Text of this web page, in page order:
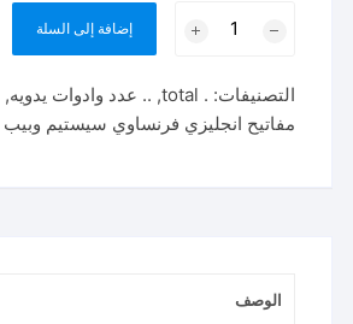
THT121201
لقم
نص
إضافة إلى السلة
التصنيفات: . total
, .. عدد وادوات يدويه,
مفاتيح انجليزي فرنساوي سيستيم وبيب
الوصف